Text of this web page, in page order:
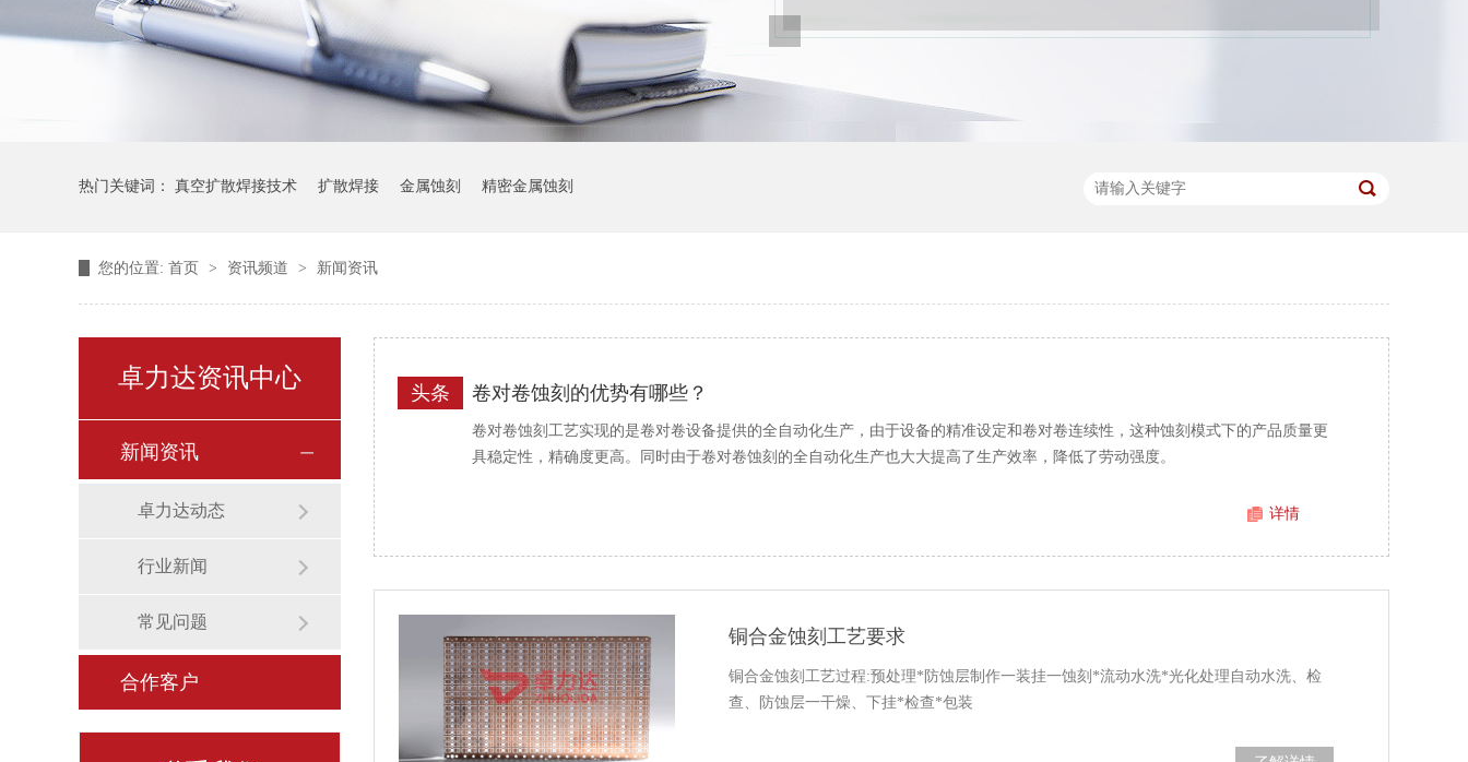
热门关键词： 真空扩散焊接技术 扩散焊接 金属蚀刻 精密金属蚀刻
您的位置: 首页 > 资讯频道 > 新闻资讯
卓力达资讯中心
新闻资讯
卓力达动态
行业新闻
常见问题
合作客户
卷对卷蚀刻的优势有哪些？
头条
卷对卷蚀刻工艺实现的是卷对卷设备提供的全自动化生产，由于设备的精准设定和卷对卷连续性，这种蚀刻模式下的产品质量更
具稳定性，精确度更高。同时由于卷对卷蚀刻的全自动化生产也大大提高了生产效率，降低了劳动强度。
详情
铜合金蚀刻工艺要求
铜合金蚀刻工艺过程:预处理*防蚀层制作一装挂一蚀刻*流动水洗*光化处理自动水洗、检
查、防蚀层一干燥、下挂*检查*包装